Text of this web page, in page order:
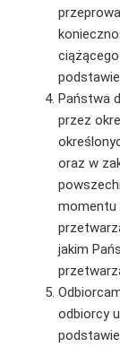
Państwa
przez
oraz w
momentu
jakim
odbiorcy